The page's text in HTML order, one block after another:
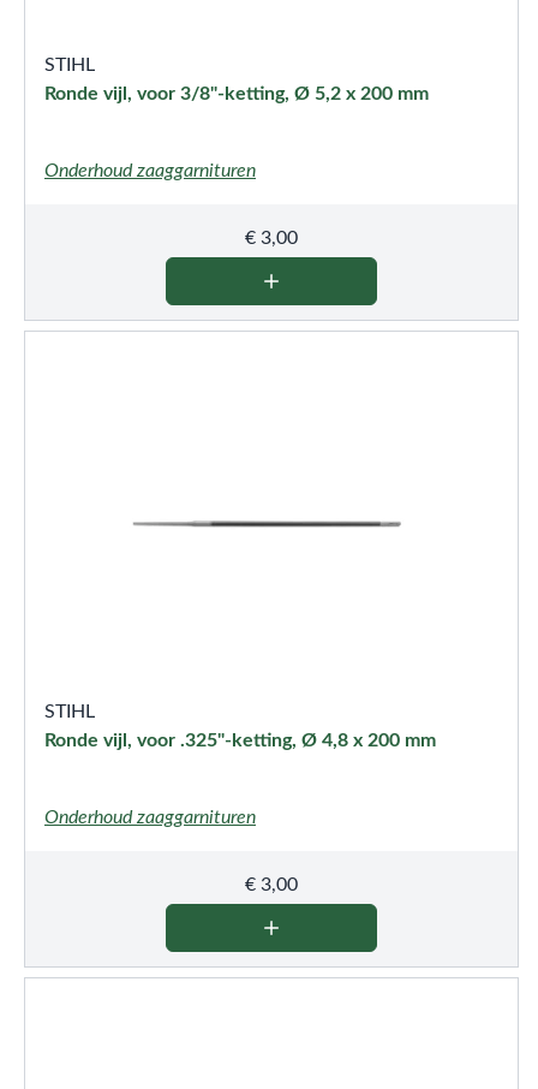
STIHL
Ronde vijl, voor 3/8"-ketting, Ø 5,2 x 200 mm
Onderhoud zaaggarnituren
€ 3,00
STIHL
Ronde vijl, voor .325"-ketting, Ø 4,8 x 200 mm
Onderhoud zaaggarnituren
€ 3,00